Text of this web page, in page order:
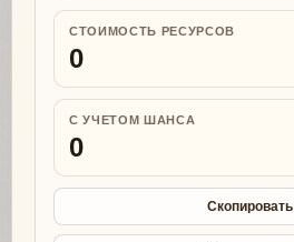
СТОИМОСТЬ РЕСУРСОВ
0
С УЧЕТОМ ШАНСА
0
Скопировать